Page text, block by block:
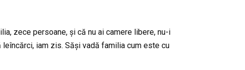
zece persoane, și că nu ai camere libere, nu-i
iam zis. Săși vadă familia cum este cu